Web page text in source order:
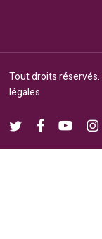
Tout droits réservés.
légales
twitterfacebookyoutube